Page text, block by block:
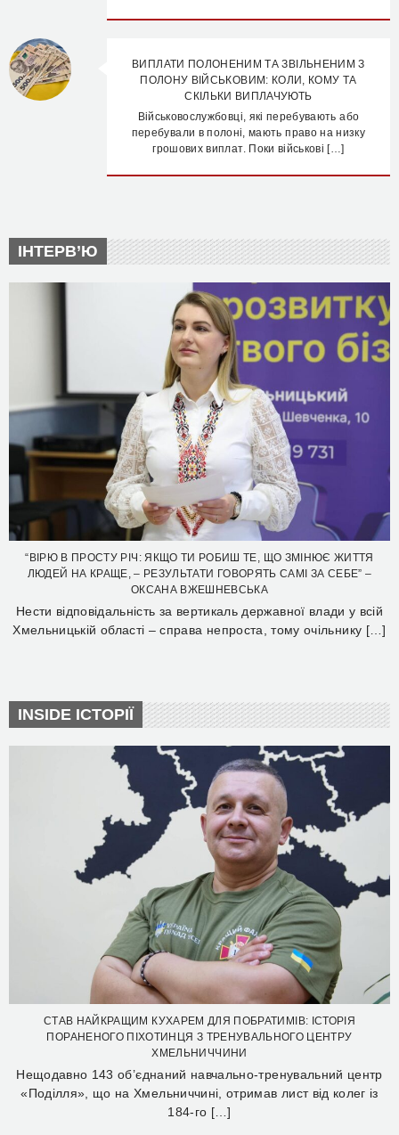
ВИПЛАТИ ПОЛОНЕНИМ ТА ЗВІЛЬНЕНИМ З
ПОЛОНУ ВІЙСЬКОВИМ: КОЛИ, КОМУ ТА
СКІЛЬКИ ВИПЛАЧУЮТЬ
Військовослужбовці, які перебувають або
перебували в полоні, мають право на низку
грошових виплат. Поки військові […]
ІНТЕРВ’Ю
“ВІРЮ В ПРОСТУ РІЧ: ЯКЩО ТИ РОБИШ ТЕ, ЩО ЗМІНЮЄ ЖИТТЯ
ЛЮДЕЙ НА КРАЩЕ, – РЕЗУЛЬТАТИ ГОВОРЯТЬ САМІ ЗА СЕБЕ” –
ОКСАНА ВЖЕШНЕВСЬКА
Нести відповідальність за вертикаль державної влади у всій
Хмельницькій області – справа непроста, тому очільнику […]
INSIDE ІСТОРІЇ
СТАВ НАЙКРАЩИМ КУХАРЕМ ДЛЯ ПОБРАТИМІВ: ІСТОРІЯ
ПОРАНЕНОГО ПІХОТИНЦЯ З ТРЕНУВАЛЬНОГО ЦЕНТРУ
ХМЕЛЬНИЧЧИНИ
Нещодавно 143 об’єднаний навчально-тренувальний центр
«Поділля», що на Хмельниччині, отримав лист від колег із
184-го […]